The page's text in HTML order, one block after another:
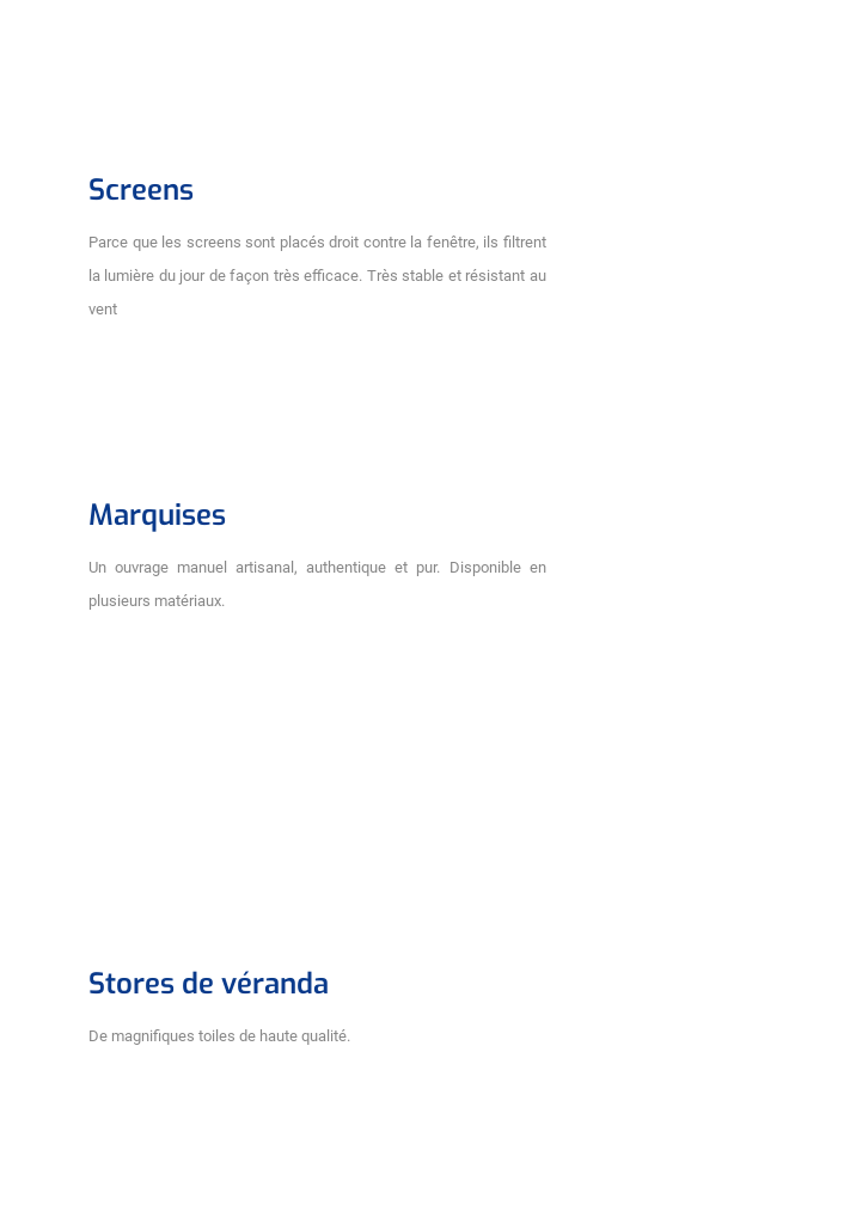
Screens
Parce que les screens sont placés droit contre la fenêtre, ils filtrent
la lumière du jour de façon très efficace. Très stable et résistant au
vent
Marquises
Un ouvrage manuel artisanal, authentique et pur. Disponible en
plusieurs matériaux.
Stores de véranda
De magnifiques toiles de haute qualité.